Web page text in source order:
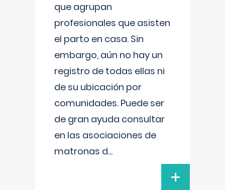
que agrupan
profesionales que asisten
el parto en casa. Sin
embargo, aún no hay un
registro de todas ellas ni
de su ubicación por
comunidades. Puede ser
de gran ayuda consultar
en las asociaciones de
matronas d...
+